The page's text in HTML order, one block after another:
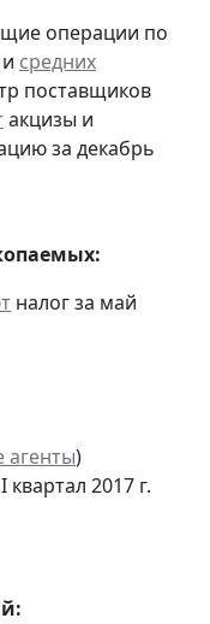
операции по
и средних
поставщиков
акцизы и
за декабрь
налог за май
агенты)
2017 г.